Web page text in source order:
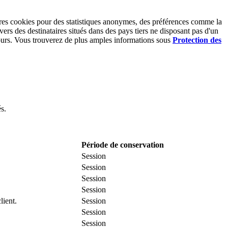
pour des statistiques anonymes, des préférences comme la
des destinataires situés dans des pays tiers ne disposant pas d'un
Vous trouverez de plus amples informations sous Protection des
Période de conservation
Session
Session
Session
Session
Session
Session
Session